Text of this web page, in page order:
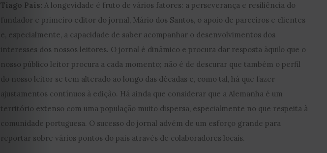
Tiago Pais:A longevidade é fruto de vários fatores: a perseverança e resiliência do
fundador e primeiro editor do jornal, Mário dos Santos, o apoio de parceiros e clientes
e, especialmente, a capacidade de saber acompanhar o desenvolvimentos dos
interesses dos nossos leitores. O jornal é dinâmico e procura dar resposta àquilo que o
nosso público leitor procura a cada momento; não é de descurar que também o perfil
do nosso leitor se tem alterado ao longo das décadas e, como tal, há que fazer
ajustamentos contínuos à edição. Há ainda que considerar que a Alemanha é um
território extenso com uma população muito dispersa, especialmente no que respeita à
comunidade portuguesa. O sucesso do jornal advém de um esforço grande para
reportar sobre vários pontos do país através de colaboradores locais.